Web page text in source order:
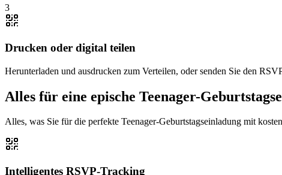
3
Drucken oder digital teilen
Herunterladen und ausdrucken zum Verteilen, oder senden Sie den
Alles für eine epische Teenager-
Alles, was Sie für die perfekte Teenager-Geburtstagseinladung mit
Intelligentes RSVP-Tracking